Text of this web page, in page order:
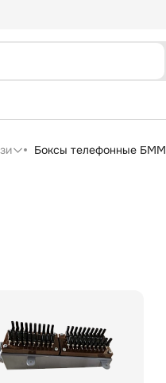
Боксы телефонные БММ